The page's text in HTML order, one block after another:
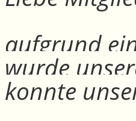
aufgrund
wurde
konnte